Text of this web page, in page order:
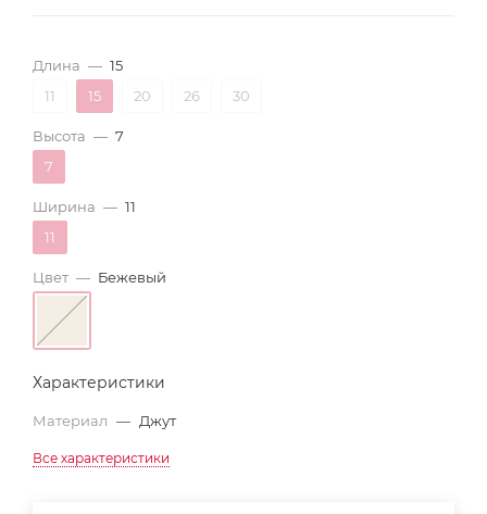
Длина — 15
11
15 20 26 30
Высота — 7
7
Ширина — 11
11
Цвет — Бежевый
Характеристики
Материал — Джут
Все характеристики